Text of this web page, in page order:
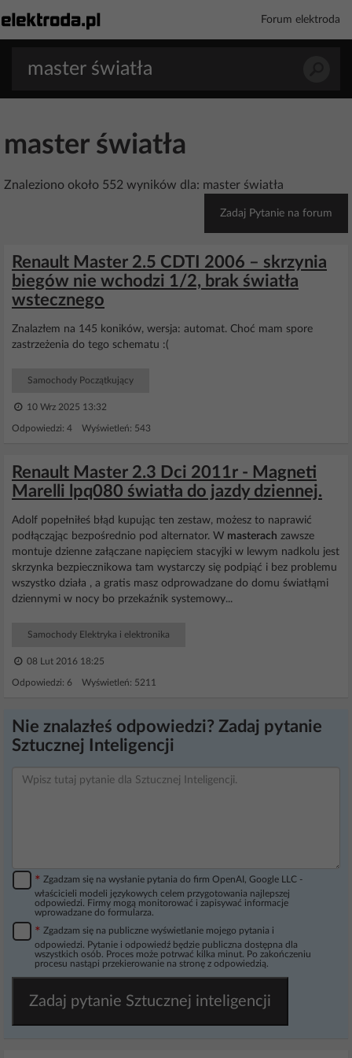
Forum elektroda
master światła
Znaleziono około 552 wyników dla: master światła
Zadaj Pytanie na forum
Renault Master 2.5 CDTI 2006 – skrzynia
biegów nie wchodzi 1/2, brak światła
wstecznego
Znalazłem na 145 koników, wersja: automat. Choć mam spore
zastrzeżenia do tego schematu :(
Samochody Początkujący
10 Wrz 2025 13:32
Odpowiedzi: 4 Wyświetleń: 543
Renault Master 2.3 Dci 2011r - Magneti
Marelli lpq080 światła do jazdy dziennej.
Adolf popełniłeś błąd kupując ten zestaw, możesz to naprawić
podłącząjąc bezpośrednio pod alternator. W masterach zawsze
montuje dzienne załączane napięciem stacyjki w lewym nadkolu jest
skrzynka bezpiecznikowa tam wystarczy się podpiąć i bez problemu
wszystko działa , a gratis masz odprowadzane do domu światłąmi
dziennymi w nocy bo przekaźnik systemowy...
Samochody Elektryka i elektronika
08 Lut 2016 18:25
Odpowiedzi: 6 Wyświetleń: 5211
Nie znalazłeś odpowiedzi? Zadaj pytanie
Sztucznej Inteligencji
* Zgadzam się na wysłanie pytania do firm OpenAI, Google LLC -
właścicieli modeli językowych celem przygotowania najlepszej
odpowiedzi. Firmy mogą monitorować i zapisywać informacje
wprowadzane do formularza.
* Zgadzam się na publiczne wyświetlanie mojego pytania i
odpowiedzi. Pytanie i odpowiedź będzie publiczna dostępna dla
wszystkich osób. Proces może potrwać kilka minut. Po zakończeniu
procesu nastąpi przekierowanie na stronę z odpowiedzią.
Zadaj pytanie Sztucznej inteligencji